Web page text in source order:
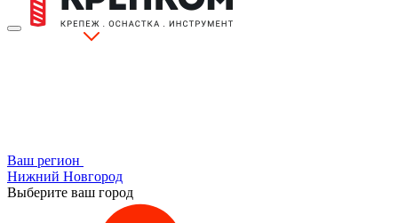
Ваш регион
Нижний Новгород
Выберите ваш город